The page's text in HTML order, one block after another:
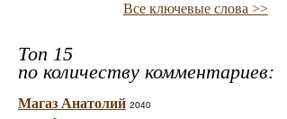
Все ключевые слова >>
Топ 15
по количеству комментариев:
Магаз Анатолий 2040